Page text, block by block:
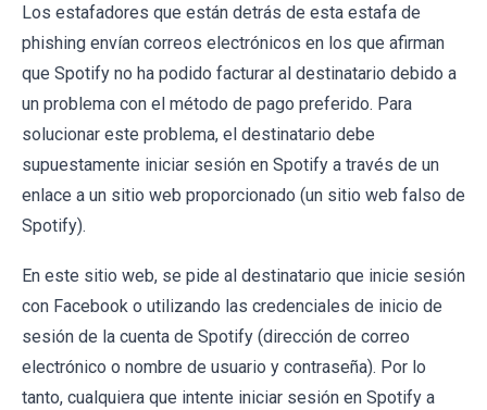
Los estafadores que están detrás de esta estafa de
phishing envían correos electrónicos en los que afirman
que Spotify no ha podido facturar al destinatario debido a
un problema con el método de pago preferido. Para
solucionar este problema, el destinatario debe
supuestamente iniciar sesión en Spotify a través de un
enlace a un sitio web proporcionado (un sitio web falso de
Spotify).
En este sitio web, se pide al destinatario que inicie sesión
con Facebook o utilizando las credenciales de inicio de
sesión de la cuenta de Spotify (dirección de correo
electrónico o nombre de usuario y contraseña). Por lo
tanto, cualquiera que intente iniciar sesión en Spotify a